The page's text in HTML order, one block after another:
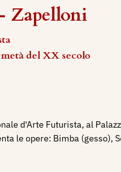
Zapelloni
del XX secolo
d'Arte Futurista, al
le opere: Bimba (gesso),